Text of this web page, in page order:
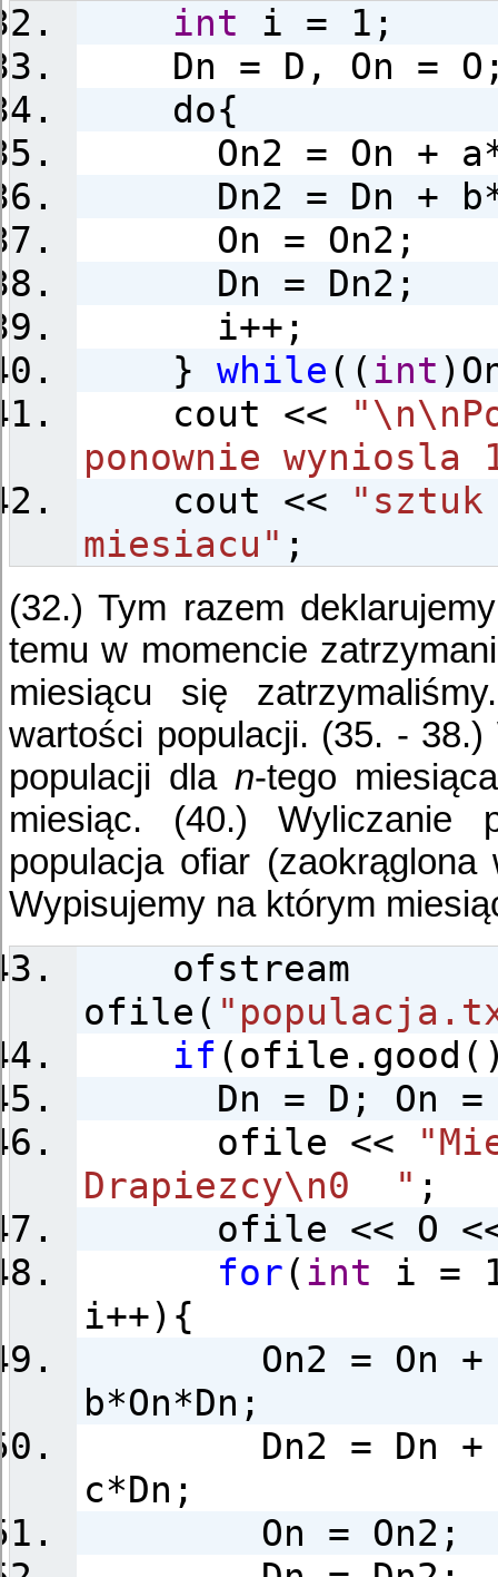
int i = 1;
Dn = D, On =
do{
On2 = On +
Dn2 = Dn +
On = On2;
Dn = Dn2;
i++;
} while (( int
cout <<
ponownie wyniosla
cout <<
miesiacu" ;
(32.) Tym razem
temu w momencie
miesiącu się
wartości populacji. (35. -
populacji dlan-tego
miesiąc. (40.) Wyliczanie
populacja ofiar
Wypisujemy na którym
ofstream
ofile(
if
Dn = D; On =
ofile <<
Drapiezcy\n0 " ;
ofile << O
for( int i =
i++){
On2 = On +
b*On*Dn;
Dn2 = Dn +
c*Dn;
On = On2;